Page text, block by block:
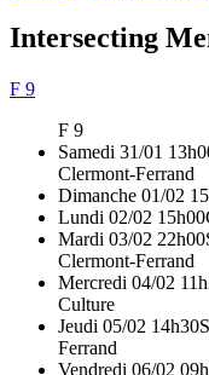
Intersecting
F 9
F 9
Samedi 31/01
Clermont-Ferrand
Dimanche 01/02
Lundi 02/02 15h00
Mardi 03/02 22h00
Clermont-Ferrand
Mercredi 04/02
Culture
Jeudi 05/02 14h30
Ferrand
Vendredi 06/02